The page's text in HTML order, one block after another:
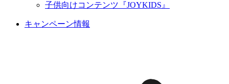
子供向けコンテンツ『JOYKIDS』
キャンペーン情報